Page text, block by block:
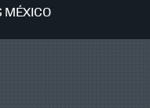
MÉXICO